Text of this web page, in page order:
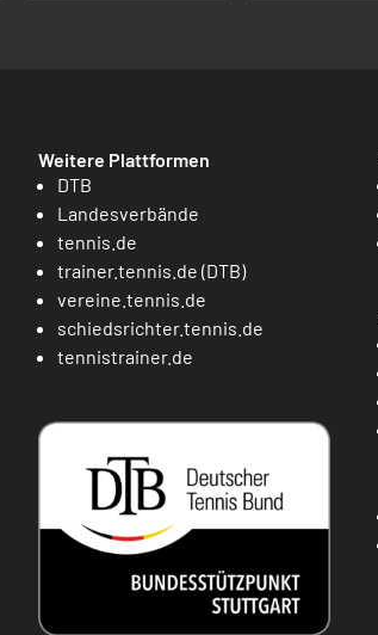
Weitere Plattformen
DTB
Landesverbände
tennis.de
trainer.tennis.de (DTB)
vereine.tennis.de
schiedsrichter.tennis.de
tennistrainer.de